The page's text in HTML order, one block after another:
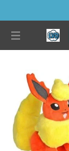
contenuto
principale